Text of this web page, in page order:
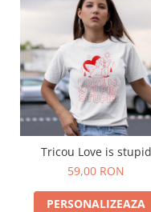
Tricou Love is stupid
59,00 RON
PERSONALIZEAZA